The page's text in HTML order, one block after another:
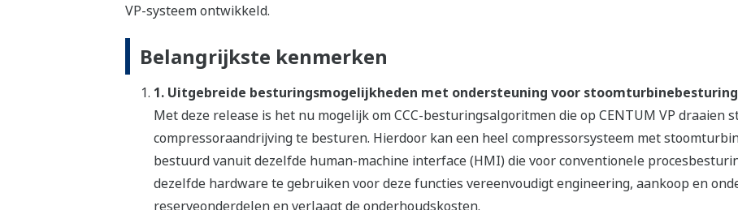
VP-systeem ontwikkeld.
Belangrijkste kenmerken
1. Uitgebreide besturingsmogelijkheden met ondersteuning voor
Met deze release is het nu mogelijk om CCC-besturingsalgoritmen die op CENTUM VP draaien
compressoraandrijving te besturen. Hierdoor kan een heel compressorsysteem met
bestuurd vanuit dezelfde human-machine interface (HMI) die voor conventionele
dezelfde hardware te gebruiken voor deze functies vereenvoudigt engineering, aankoop en
reserveonderdelen en verlaagt de onderhoudskosten.